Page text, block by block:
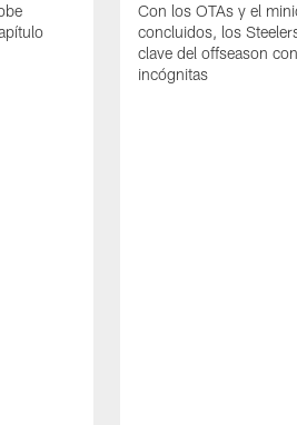
Con los OTAs y el
concluidos, los
clave del offseason
incógnitas